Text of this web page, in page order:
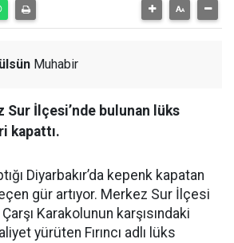
Muhabir
Sur İlçesi’nde bulunan lüks
kapattı.
Diyarbakır’da kepenk kapatan
gür artıyor. Merkez Sur İlçesi
Karakolunun karşısındaki
yürüten Fırıncı adlı lüks